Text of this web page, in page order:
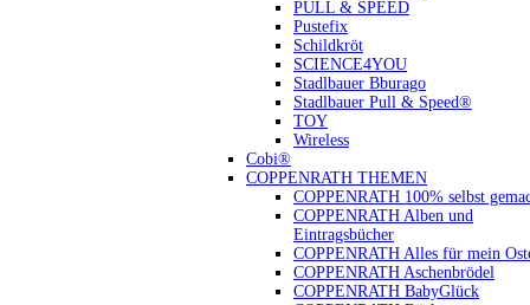
PULL & SPEED
Pustefix
Schildkröt
SCIENCE4YOU
Stadlbauer Bburago
Stadlbauer Pull & Speed®
TOY
Wireless
Cobi®
COPPENRATH THEMEN
COPPENRATH 100% selbst
COPPENRATH Alben und
Eintragsbücher
COPPENRATH Alles für mein
COPPENRATH Aschenbrödel
COPPENRATH BabyGlück